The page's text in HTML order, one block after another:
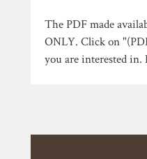
The PDF made
ONLY. Click on
you are interested in.